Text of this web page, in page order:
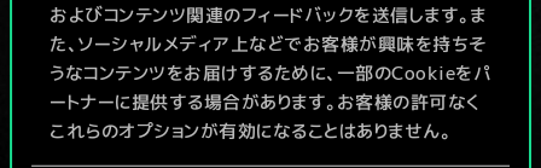
およびコンテンツ関連のフィードバックを送信します。ま
た、ソーシャルメディア上などでお客様が興味を持ちそ
うなコンテンツをお届けするために、一部のCookieをパ
ートナーに提供する場合があります。お客様の許可なく
これらのオプションが有効になることはありません。
デッキ名入力＆ガイドを作成
デッキを編集